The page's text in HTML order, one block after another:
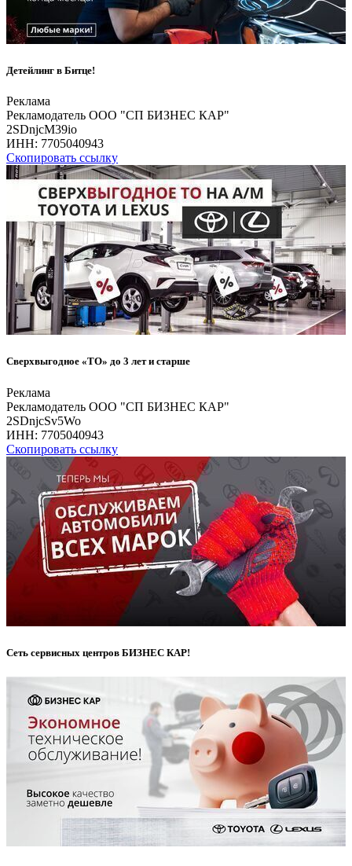
Детейлинг в Битце!
Реклама
Рекламодатель ООО "СП БИЗНЕС КАР"
2SDnjcM39io
ИНН: 7705040943
Скопировать ссылку
Сверхвыгодное «ТО» до 3 лет и старше
Реклама
Рекламодатель ООО "СП БИЗНЕС КАР"
2SDnjcSv5Wo
ИНН: 7705040943
Скопировать ссылку
Сеть сервисных центров БИЗНЕС КАР!